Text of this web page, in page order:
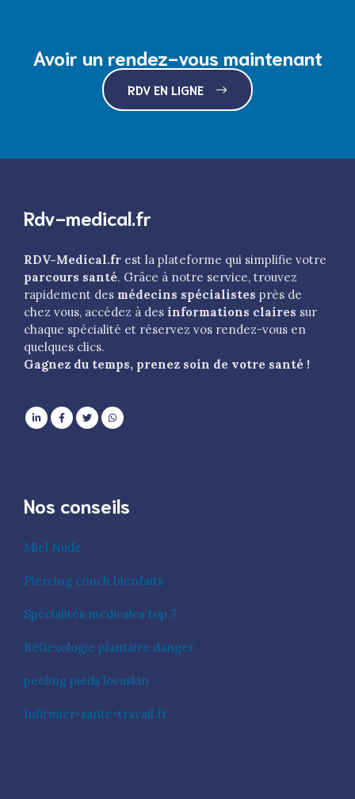
Avoir un rendez-vous maintenant
RDV EN LIGNE
Rdv-medical.fr
RDV-Medical.fr est la plateforme qui simplifie votre
parcours santé. Grâce à notre service, trouvez
rapidement des médecins spécialistes près de
chez vous, accédez à des informations claires sur
chaque spécialité et réservez vos rendez-vous en
quelques clics.
Gagnez du temps, prenez soin de votre santé !
Nos conseils
Miel Nude
Piercing conch bienfaits
Spécialités médicales top 7
Réflexologie plantaire danger
peeling pieds lovaskin
Infirmier-sante-travail.fr